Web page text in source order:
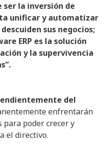
ser la inversión de
unificar y automatizar
sus negocios;
ERP es la solución
y la supervivencia
del
enfrentarán
poder crecer y
el directivo.